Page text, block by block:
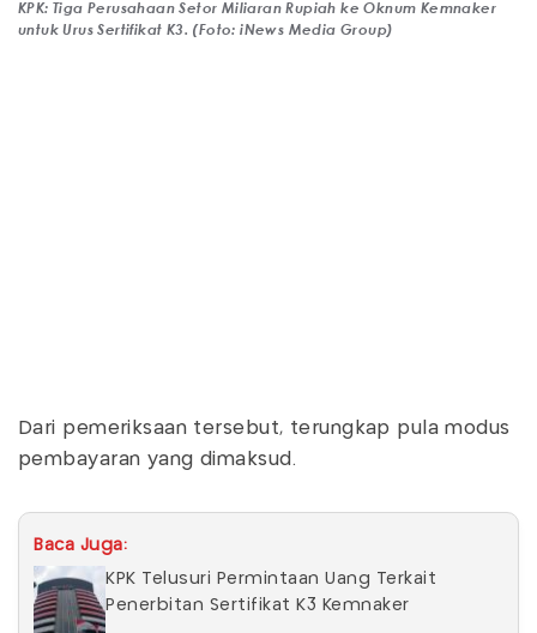
KPK: Tiga Perusahaan Setor Miliaran Rupiah ke Oknum Kemnaker
untuk Urus Sertifikat K3. (Foto: iNews Media Group)
Dari pemeriksaan tersebut, terungkap pula modus
pembayaran yang dimaksud.
Baca Juga:
KPK Telusuri Permintaan Uang Terkait
Penerbitan Sertifikat K3 Kemnaker